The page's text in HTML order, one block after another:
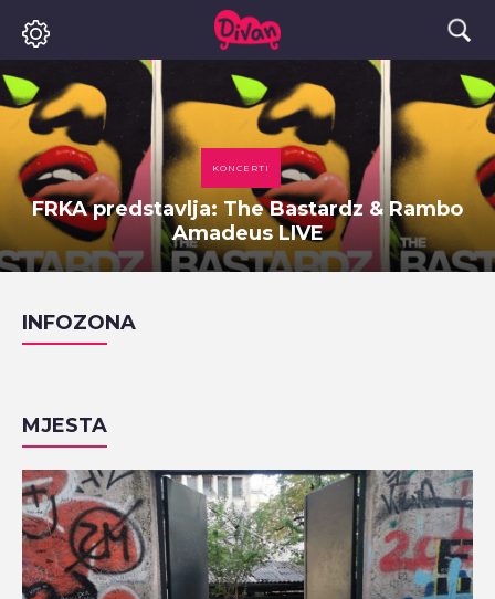
KONCERTI
FRKA predstavlja: The Bastardz & Rambo
Amadeus LIVE
INFOZONA
MJESTA